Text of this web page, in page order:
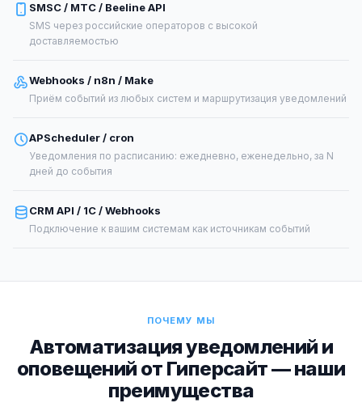
SMSC / МТС / Beeline API
SMS через российские операторов с высокой
доставляемостью
Webhooks / n8n / Make
Приём событий из любых систем и маршрутизация уведомлений
APScheduler / cron
Уведомления по расписанию: ежедневно, еженедельно, за N
дней до события
CRM API / 1С / Webhooks
Подключение к вашим системам как источникам событий
ПОЧЕМУ МЫ
Автоматизация уведомлений и
оповещений от Гиперсайт — наши
преимущества